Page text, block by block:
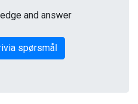
and answer
spørsmål